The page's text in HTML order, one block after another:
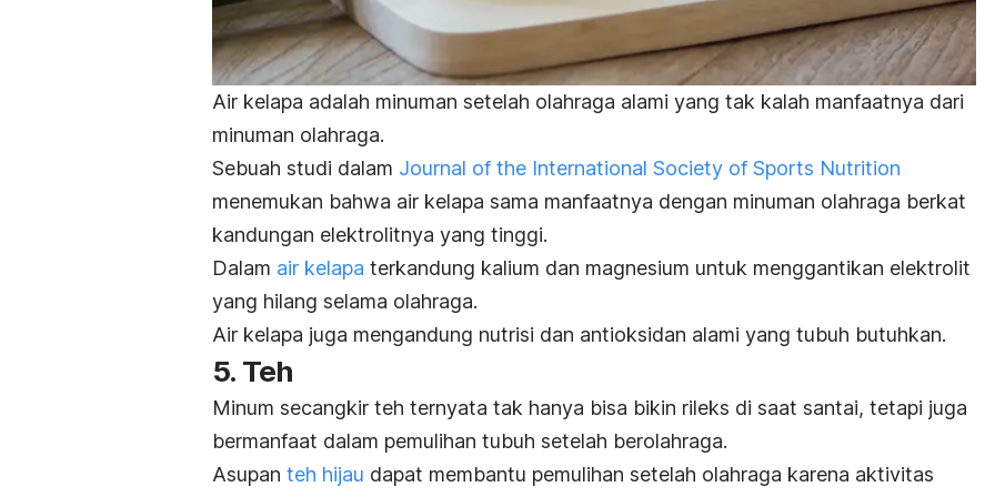
Air kelapa adalah minuman setelah olahraga alami yang tak kalah manfaatnya dari
minuman olahraga.
Sebuah studi dalam Journal of the International Society of Sports Nutrition
menemukan bahwa air kelapa sama manfaatnya dengan minuman olahraga berkat
kandungan elektrolitnya yang tinggi.
Dalam air kelapa terkandung kalium dan magnesium untuk menggantikan elektrolit
yang hilang selama olahraga.
Air kelapa juga mengandung nutrisi dan antioksidan alami yang tubuh butuhkan.
5. Teh
Minum secangkir teh ternyata tak hanya bisa bikin rileks di saat santai, tetapi juga
bermanfaat dalam pemulihan tubuh setelah berolahraga.
Asupan teh hijau dapat membantu pemulihan setelah olahraga karena aktivitas